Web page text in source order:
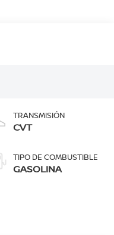
TRANSMISIÓN
CVT
TIPO DE COMBUSTIBLE
GASOLINA